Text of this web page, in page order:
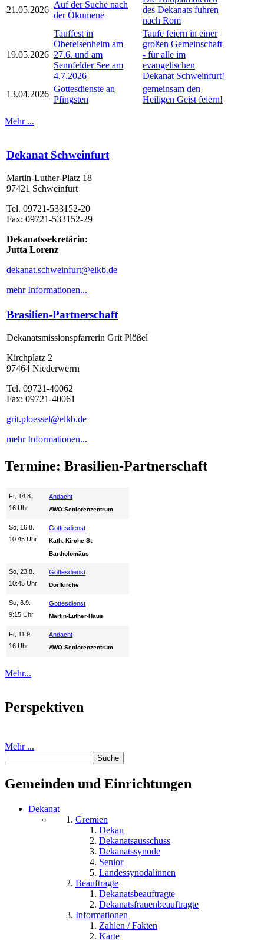
21.05.2026
Auf der Suche nach
der Ökumene
des Dekanats fuhren
nach Rom
19.05.2026
Tauffest in
Obereisenheim am
27.6. und am
Sennfelder See am
4.7.2026
Taufe feiern in einer
großen Gemeinschaft
- für alle im
evangelischen
Dekanat Schweinfurt!
13.04.2026
Gottesdienste an
Pfingsten
gemeinsam den
Heiligen Geist feiern!
Mehr ...
Dekanat Schweinfurt
Martin-Luther-Platz 18
97421 Schweinfurt
Tel. 09721-533152-20
Fax: 09721-533152-29
Dekanatssekretärin:
Jutta Lorenz
dekanat.schweinfurt@elkb.de
mehr Informationen...
Brasilien-Partnerschaft
Dekanatsmissionspfarrerin Grit Plößel
Kirchplatz 2
97464 Niederwerrn
Tel. 09721-40062
Fax: 09721-40061
grit.ploessel@elkb.de
mehr Informationen...
Termine: Brasilien-Partnerschaft
Fr, 14.8.
16 Uhr
Andacht
AWO-Seniorenzentrum
So, 16.8.
10:45 Uhr
Gottesdienst
Kath. Kirche St.
Bartholomäus
So, 23.8.
10:45 Uhr
Gottesdienst
Dorfkirche
So, 6.9.
9:15 Uhr
Gottesdienst
Martin-Luther-Haus
Fr, 11.9.
16 Uhr
Andacht
AWO-Seniorenzentrum
Mehr...
Perspektiven
Mehr ...
Gemeinden und Einrichtungen
Dekanat
Gremien
Dekan
Dekanatsausschuss
Dekanatssynode
Senior
Landessynodalinnen
Beauftragte
Dekanatsbeauftragte
Dekanatsfrauenbeauftragte
Informationen
Zahlen / Fakten
Karte